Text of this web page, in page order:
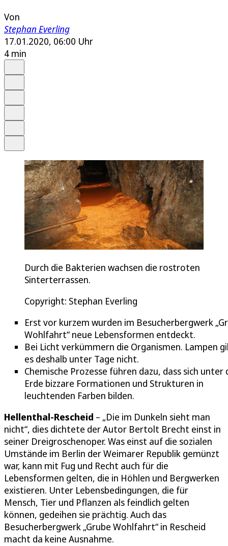
Von
Stephan Everling
17.01.2020, 06:00 Uhr
4 min
Durch die Bakterien wachsen die rostroten
Sinterterrassen.
Copyright: Stephan Everling
Erst vor kurzem wurden im Besucherbergwerk
Wohlfahrt“ neue Lebensformen entdeckt.
Bei Licht verkümmern die Organismen. Lampen
es deshalb unter Tage nicht.
Chemische Prozesse führen dazu, dass sich unter
Erde bizzare Formationen und Strukturen in
leuchtenden Farben bilden.
Hellenthal-Rescheid – „Die im Dunkeln sieht man
nicht“, dies dichtete der Autor Bertolt Brecht einst in
seiner Dreigroschenoper. Was einst auf die sozialen
Umstände im Berlin der Weimarer Republik gemünzt
war, kann mit Fug und Recht auch für die
Lebensformen gelten, die in Höhlen und Bergwerken
existieren. Unter Lebensbedingungen, die für
Mensch, Tier und Pflanzen als feindlich gelten
können, gedeihen sie prächtig. Auch das
Besucherbergwerk „Grube Wohlfahrt“ in Rescheid
macht da keine Ausnahme.